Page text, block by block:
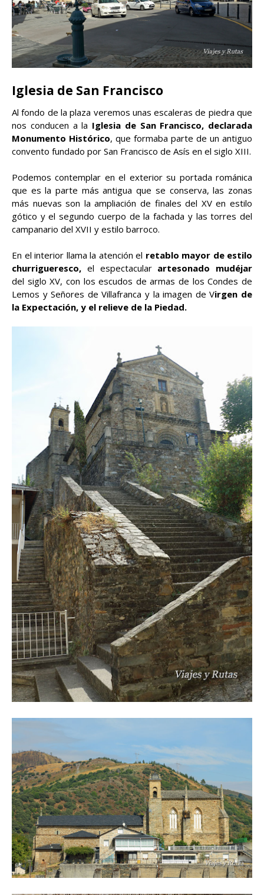
Iglesia de San Francisco
Al fondo de la plaza veremos unas escaleras de piedra que
nos conducen a la Iglesia de San Francisco, declarada
Monumento Histórico, que formaba parte de un antiguo
convento fundado por San Francisco de Asís en el siglo XIII.
Podemos contemplar en el exterior su portada románica
que es la parte más antigua que se conserva, las zonas
más nuevas son la ampliación de finales del XV en estilo
gótico y el segundo cuerpo de la fachada y las torres del
campanario del XVII y estilo barroco.
En el interior llama la atención el retablo mayor de estilo
churrigueresco, el espectacular artesonado mudéjar
del siglo XV, con los escudos de armas de los Condes de
Lemos y Señores de Villafranca y la imagen de Virgen de
la Expectación, y el relieve de la Piedad.